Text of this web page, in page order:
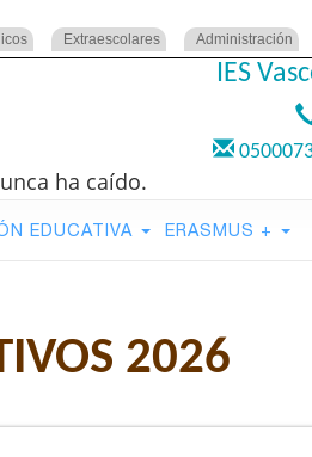
Extraescolares Administración
IES
ha caído.
EDUCATIVA ERASMUS +
2026